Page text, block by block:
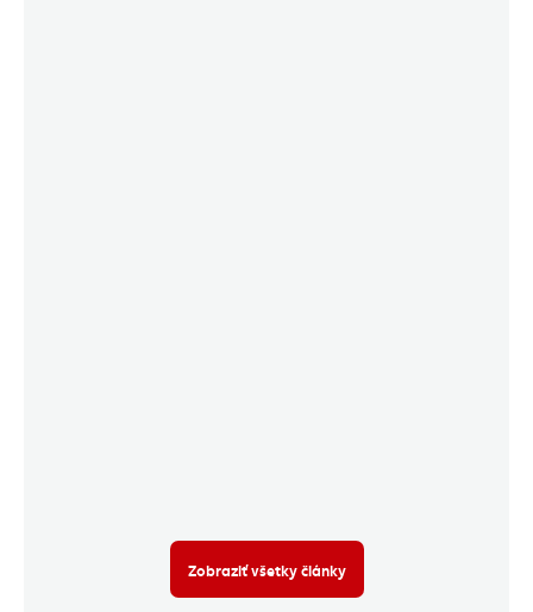
Zobraziť všetky články